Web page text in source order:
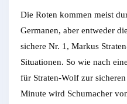
Die Roten kommen meist
Germanen, aber entweder
sichere Nr. 1, Markus
Situationen. So wie nach
für Straten-Wolf zur
Minute wird Schumacher